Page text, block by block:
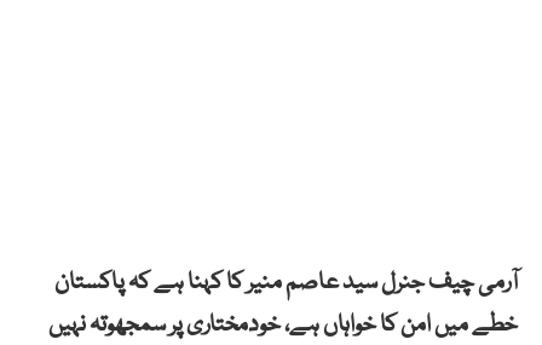
آرمی چیف جنرل سید عاصم منیر کا کہنا ہے کہ پاکستان
خطے میں امن کا خواہاں ہے، خودمختاری پر سمجھوتہ نہیں